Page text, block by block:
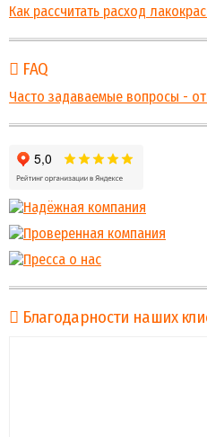
Как рассчитать расход
FAQ
Часто задаваемые вопросы -
Благодарности наших